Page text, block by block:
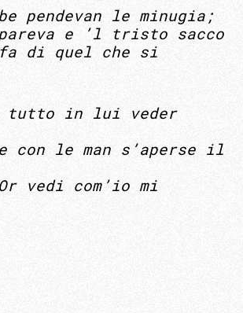
pendevan le minugia;
e ’l tristo sacco
fa di quel che si
tutto in lui veder
e con le man s’aperse il
vedi com’io mi